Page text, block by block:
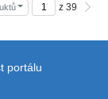
z 39
portálu